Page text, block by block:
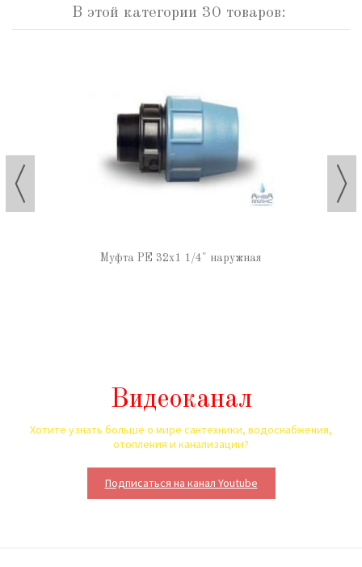
В этой категории 30 товаров:
Муфта РЕ 32х1 1/4" наружная
Видеоканал
Хотите узнать больше о мире сантехники, водоснабжения,
отопления и канализации?
Подписаться на канал Youtube